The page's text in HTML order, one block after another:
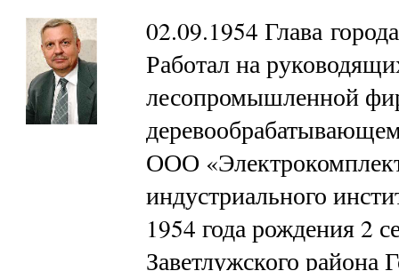
02.09.1954 Глава
Работал на
лесопромышленной
ООО
индустриального
1954 года рождения 2
Заветлужского района